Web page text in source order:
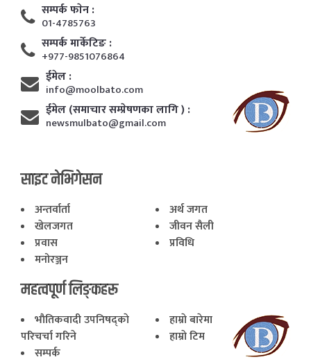
सम्पर्क फाेन :
01-4785763
सम्पर्क मार्केटिङ :
+977-9851076864
ईमेल :
info@moolbato.com
ईमेल (समाचार सम्प्रेषणका लागि ) :
newsmulbato@gmail.com
साइट नेभिगेसन
अन्तर्वार्ता
अर्थ जगत
खेलजगत
जीवन सैली
प्रवास
प्रविधि
मनोरञ्जन
महत्वपूर्ण लिङ्कहरू
भाैतिकवादी उपनिषद्काे
परिचर्चा गरिने
हाम्राे बारेमा
हाम्राे टिम
सम्पर्क